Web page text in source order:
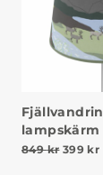
lampskärm
849kr Det
399 kr